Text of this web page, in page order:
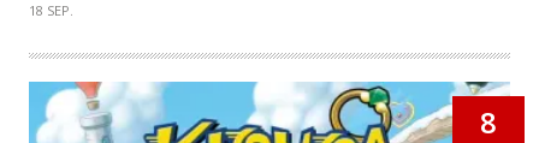
18 SEP.
8